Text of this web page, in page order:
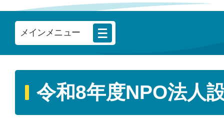
メインメニュー
令和8年度NPO法人